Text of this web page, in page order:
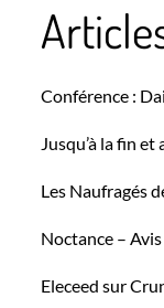
Conférence :
Jusqu’à la fin
Les Naufragés
Noctance –
Eleceed sur